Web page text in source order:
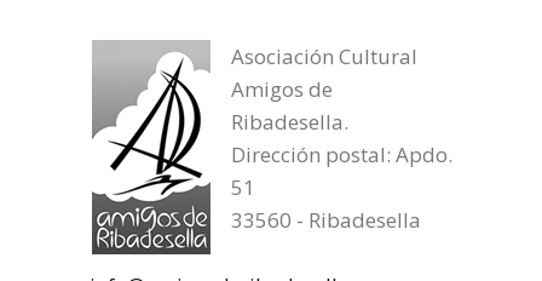
Asociación Cultural
Amigos de
Ribadesella.
Dirección postal: Apdo.
51
33560 - Ribadesella